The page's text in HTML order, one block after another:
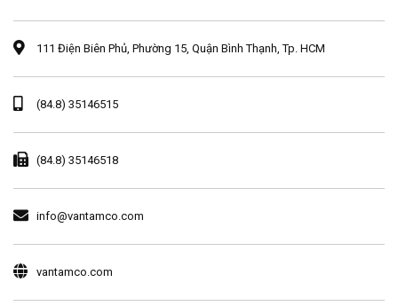
111 Điện Biên Phủ, Phường 15, Quận Bình Thạnh, Tp. HCM
(84.8) 35146515
(84.8) 35146518
info@vantamco.com
vantamco.com